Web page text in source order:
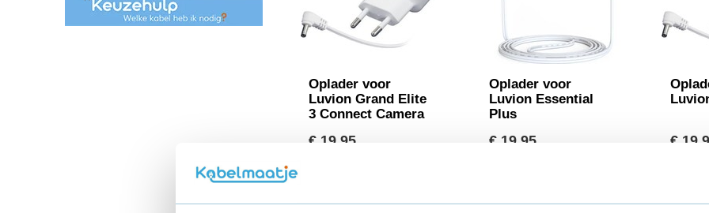
Oplader voor
Luvion Grand Elite
3 Connect Camera
€ 19,95
Oplader voor
Luvion Essential
Plus
€ 19,95 €